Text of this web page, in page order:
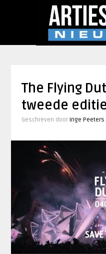
The Flying
tweede
Geschreven door Inge Peeters